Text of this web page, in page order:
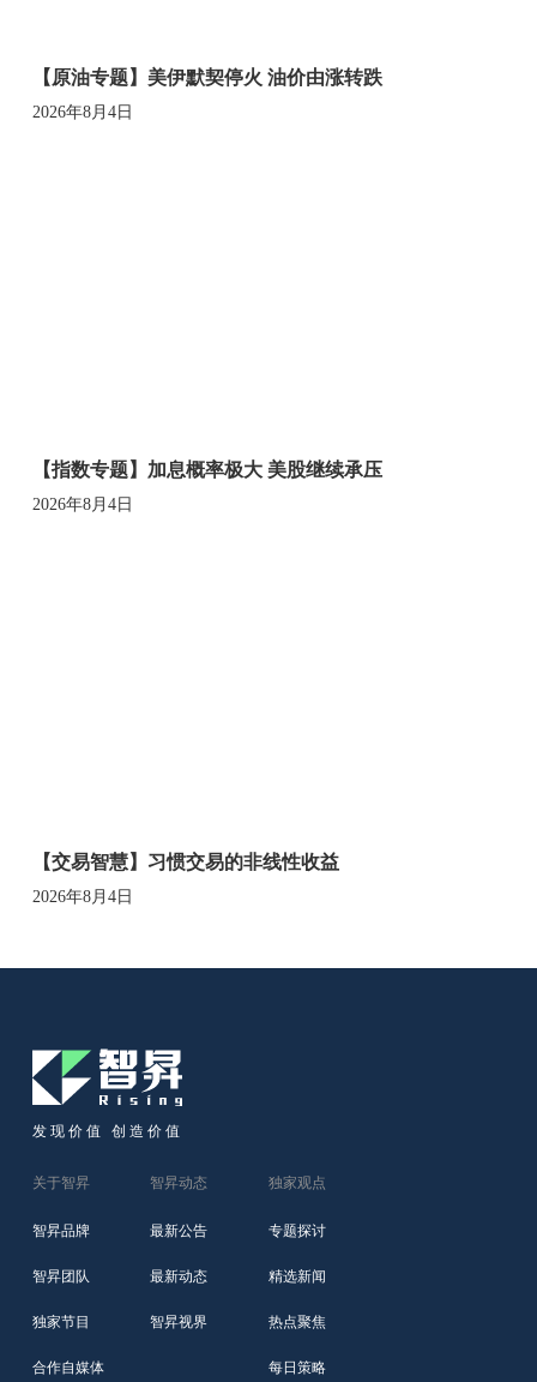
【原油专题】美伊默契停火 油价由涨转跌
2026年8月4日
【指数专题】加息概率极大 美股继续承压
2026年8月4日
【交易智慧】习惯交易的非线性收益
2026年8月4日
发现价值 创造价值
关于智昇
智昇品牌
智昇团队
独家节目
合作自媒体
智昇动态
最新公告
最新动态
智昇视界
独家观点
专题探讨
精选新闻
热点聚焦
每日策略